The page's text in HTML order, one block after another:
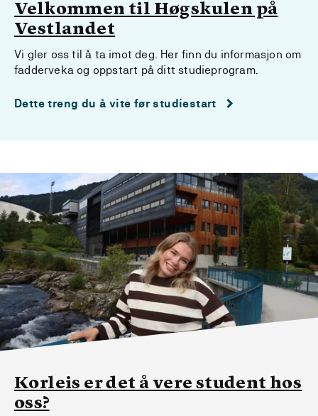
Velkommen til Høgskulen på
Vestlandet
Vi gler oss til å ta imot deg. Her finn du informasjon om
fadderveka og oppstart på ditt studieprogram.
Dette treng du å vite før studiestart
Korleis er det å vere student hos
oss?